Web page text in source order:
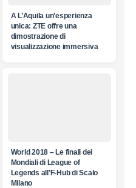
A L’Aquila un’esperienza
unica: ZTE offre una
dimostrazione di
visualizzazione immersiva
World 2018 – Le finali dei
Mondiali di League of
Legends all’F-Hub di Scalo
Milano